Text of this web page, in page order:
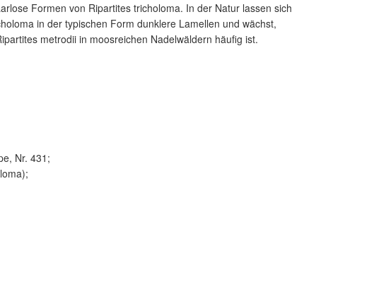
Formen von Ripartites tricholoma. In der Natur lassen sich
in der typischen Form dunklere Lamellen und wächst,
metrodii in moosreichen Nadelwäldern häufig ist.
Nr. 431;